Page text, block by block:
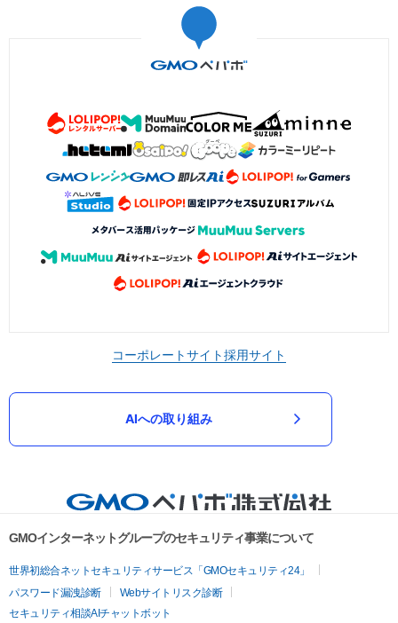
コーポレートサイト採用サイト
AIへの取り組み
GMOインターネットグループのセキュリティ事業について
世界初総合ネットセキュリティサービス「GMOセキュリティ24」
パスワード漏洩診断
Webサイトリスク診断
セキュリティ相談AIチャットボット